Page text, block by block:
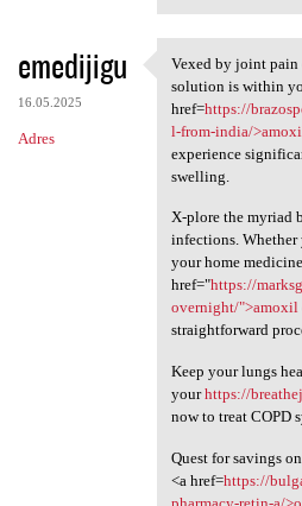
emedijigu
16.05.2025
Adres
Vexed by joint
Vexed by joint pain
solution is within
href=https://
l-from-india/
experience
swelling.
X-plore the myriad
infections.
your home
href="https://
overnight/">amoxil
straightforward
Keep your lungs
yourhttps://
now to treat COPD
Quest for savings
<a href=https://